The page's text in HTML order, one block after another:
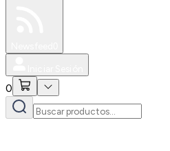
0